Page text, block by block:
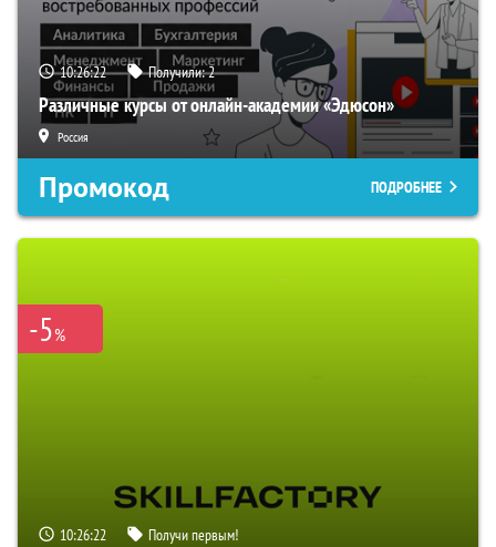
10:26:21 Получили:2
Различные курсы от онлайн-академии «Эдюсон»
Россия
Промокод ПОДРОБНЕЕ
-5%
10:26:21 Получи первым!